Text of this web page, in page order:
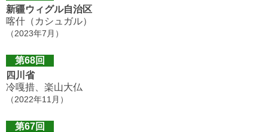
新疆ウィグル自治区
喀什（カシュガル）
（2023年7月）
第68回
四川省
冷嘎措、楽山大仏
（2022年11月）
第67回